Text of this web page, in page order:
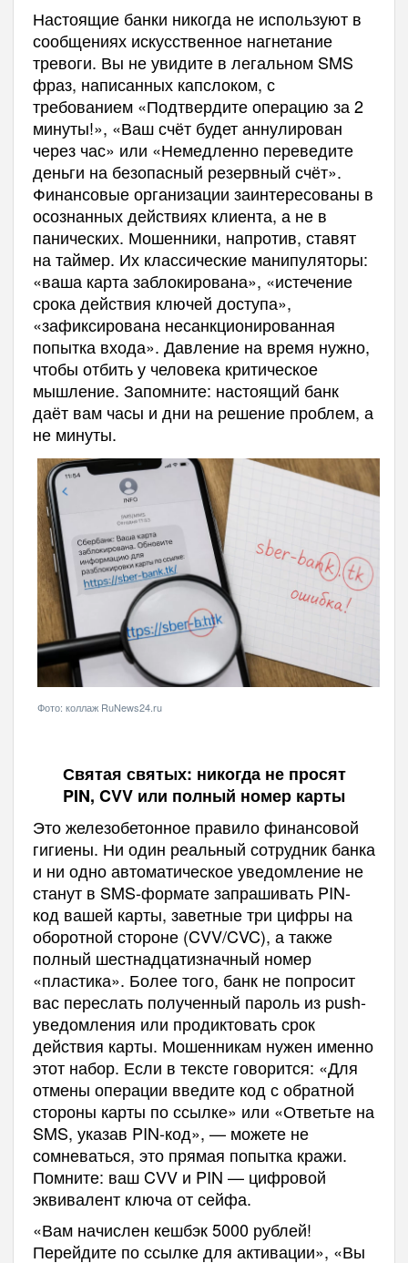
Настоящие банки никогда не используют в
сообщениях искусственное нагнетание
тревоги. Вы не увидите в легальном SMS
фраз, написанных капслоком, с
требованием «Подтвердите операцию за 2
минуты!», «Ваш счёт будет аннулирован
через час» или «Немедленно переведите
деньги на безопасный резервный счёт».
Финансовые организации заинтересованы в
осознанных действиях клиента, а не в
панических. Мошенники, напротив, ставят
на таймер. Их классические манипуляторы:
«ваша карта заблокирована», «истечение
срока действия ключей доступа»,
«зафиксирована несанкционированная
попытка входа». Давление на время нужно,
чтобы отбить у человека критическое
мышление. Запомните: настоящий банк
даёт вам часы и дни на решение проблем, а
не минуты.
Фото: коллаж RuNews24.ru
Святая святых: никогда не просят
PIN, CVV или полный номер карты
Это железобетонное правило финансовой
гигиены. Ни один реальный сотрудник банка
и ни одно автоматическое уведомление не
станут в SMS-формате запрашивать PIN-
код вашей карты, заветные три цифры на
оборотной стороне (CVV/CVC), а также
полный шестнадцатизначный номер
«пластика». Более того, банк не попросит
вас переслать полученный пароль из push-
уведомления или продиктовать срок
действия карты. Мошенникам нужен именно
этот набор. Если в тексте говорится: «Для
отмены операции введите код с обратной
стороны карты по ссылке» или «Ответьте на
SMS, указав PIN-код», — можете не
сомневаться, это прямая попытка кражи.
Помните: ваш CVV и PIN — цифровой
эквивалент ключа от сейфа.
«Вам начислен кешбэк 5000 рублей!
Перейдите по ссылке для активации», «Вы